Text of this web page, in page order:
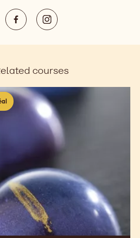
https://www.facebook.com/
new
https://
new
courses